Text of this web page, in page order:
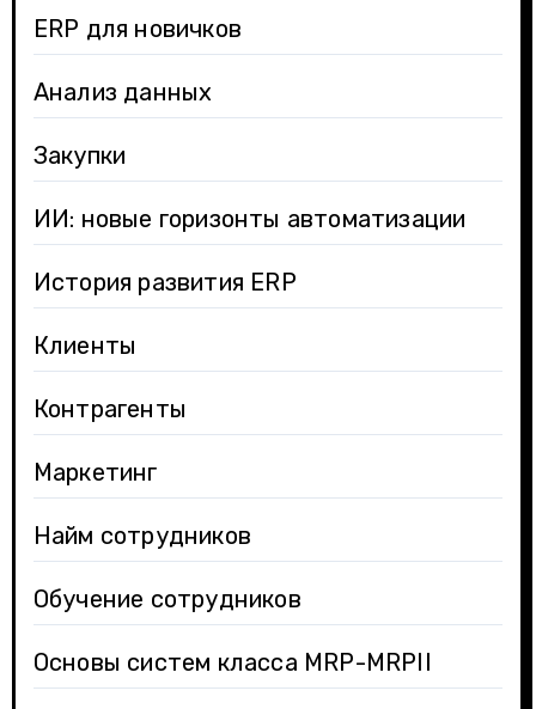
ERP для новичков
Анализ данных
Закупки
ИИ: новые горизонты автоматизации
История развития ERP
Клиенты
Контрагенты
Маркетинг
Найм сотрудников
Обучение сотрудников
Основы систем класса MRP-MRPII